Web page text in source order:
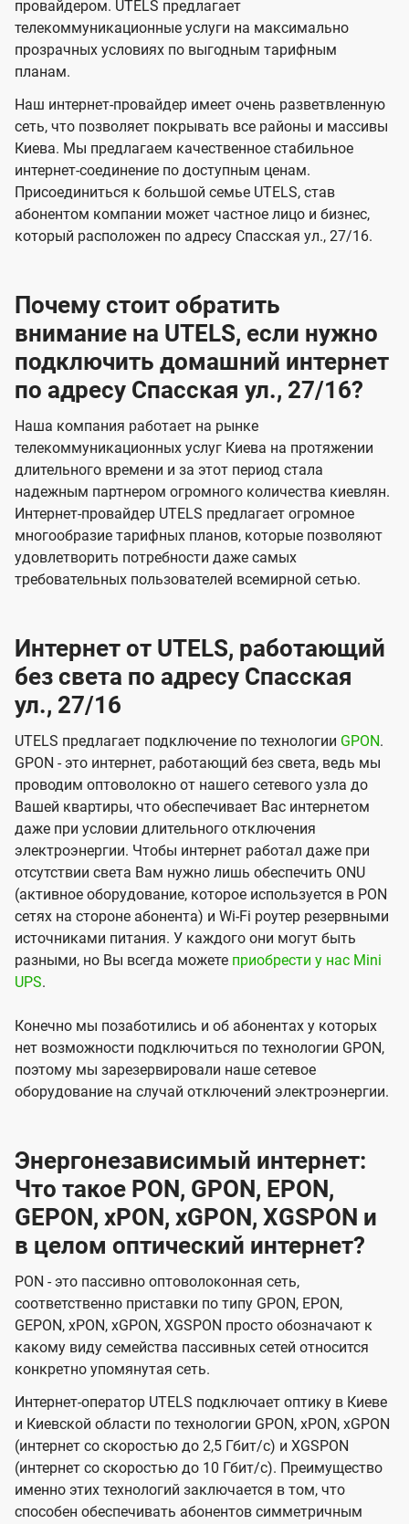
s
и
д
е
н
и
я
д
е
и
я
провайдером. UTELS предлагает
телекоммуникационные услуги на максимально
прозрачных условиях по выгодным тарифным
планам.
Наш интернет-провайдер имеет очень разветвленную
сеть, что позволяет покрывать все районы и массивы
Киева. Мы предлагаем качественное стабильное
интернет-соединение по доступным ценам.
Присоединиться к большой семье UTELS, став
абонентом компании может частное лицо и бизнес,
который расположен по адресу Спасская ул., 27/16.
Почему стоит обратить
внимание на UTELS, если нужно
подключить домашний интернет
по адресу Спасская ул., 27/16?
Наша компания работает на рынке
телекоммуникационных услуг Киева на протяжении
длительного времени и за этот период стала
надежным партнером огромного количества киевлян.
Интернет-провайдер UTELS предлагает огромное
многообразие тарифных планов, которые позволяют
удовлетворить потребности даже самых
требовательных пользователей всемирной сетью.
Интернет от UTELS, работающий
без света по адресу Спасская
ул., 27/16
UTELS предлагает подключение по технологии GPON.
GPON - это интернет, работающий без света, ведь мы
проводим оптоволокно от нашего сетевого узла до
Вашей квартиры, что обеспечивает Вас интернетом
даже при условии длительного отключения
электроэнергии. Чтобы интернет работал даже при
отсутствии света Вам нужно лишь обеспечить ONU
(активное оборудование, которое используется в PON
сетях на стороне абонента) и Wi-Fi роутер резервными
источниками питания. У каждого они могут быть
разными, но Вы всегда можете приобрести у нас Mini
UPS.
Конечно мы позаботились и об абонентах у которых
нет возможности подключиться по технологии GPON,
поэтому мы зарезервировали наше сетевое
оборудование на случай отключений электроэнергии.
Энергонезависимый интернет:
Что такое PON, GPON, EPON,
GEPON, xPON, xGPON, XGSPON и
в целом оптический интернет?
PON - это пассивно оптоволоконная сеть,
соответственно приставки по типу GPON, EPON,
GEPON, xPON, xGPON, XGSPON просто обозначают к
какому виду семейства пассивных сетей относится
конкретно упомянутая сеть.
Интернет-оператор UTELS подключает оптику в Киеве
и Киевской области по технологии GPON, xPON, xGPON
(интернет со скоростью до 2,5 Гбит/с) и XGSPON
(интернет со скоростью до 10 Гбит/с). Преимущество
именно этих технологий заключается в том, что
способен обеспечивать абонентов симметричным